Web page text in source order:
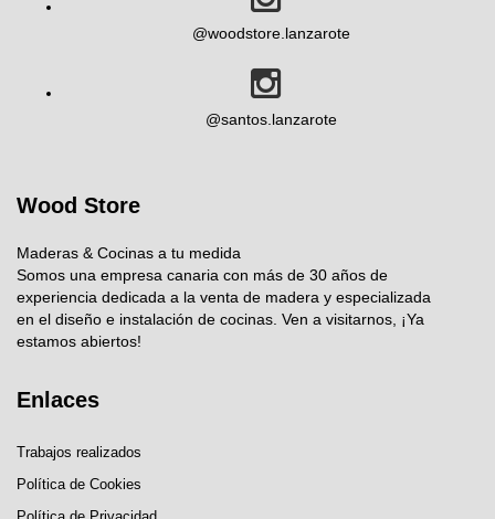
@woodstore.lanzarote
@santos.lanzarote
Wood Store
Maderas & Cocinas a tu medida
Somos una empresa canaria con más de 30 años de
experiencia dedicada a la venta de madera y especializada
en el diseño e instalación de cocinas. Ven a visitarnos, ¡Ya
estamos abiertos!
Enlaces
Trabajos realizados
Política de Cookies